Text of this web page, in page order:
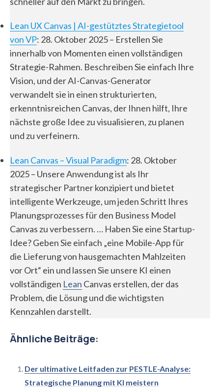
Lean UX Canvas | AI-gestütztes Strategietool
von VP: 28. Oktober 2025 – Erstellen Sie
innerhalb von Momenten einen vollständigen
Strategie-Rahmen. Beschreiben Sie einfach Ihre
Vision, und der AI-Canvas-Generator
verwandelt sie in einen strukturierten,
erkenntnisreichen Canvas, der Ihnen hilft, Ihre
nächste große Idee zu visualisieren, zu planen
und zu verfeinern.
Lean Canvas – Visual Paradigm: 28. Oktober
2025 – Unsere Anwendung ist als Ihr
strategischer Partner konzipiert und bietet
intelligente Werkzeuge, um jeden Schritt Ihres
Planungsprozesses für den Business Model
Canvas zu verbessern. … Haben Sie eine Startup-
Idee? Geben Sie einfach „eine Mobile-App für
die Lieferung von hausgemachten Mahlzeiten
vor Ort“ ein und lassen Sie unsere KI einen
vollständigen Lean Canvas erstellen, der das
Problem, die Lösung und die wichtigsten
Kennzahlen darstellt.
Ähnliche Beiträge:
Der ultimative Leitfaden zur PESTLE-Analyse:
Strategische Planung mit KI meistern